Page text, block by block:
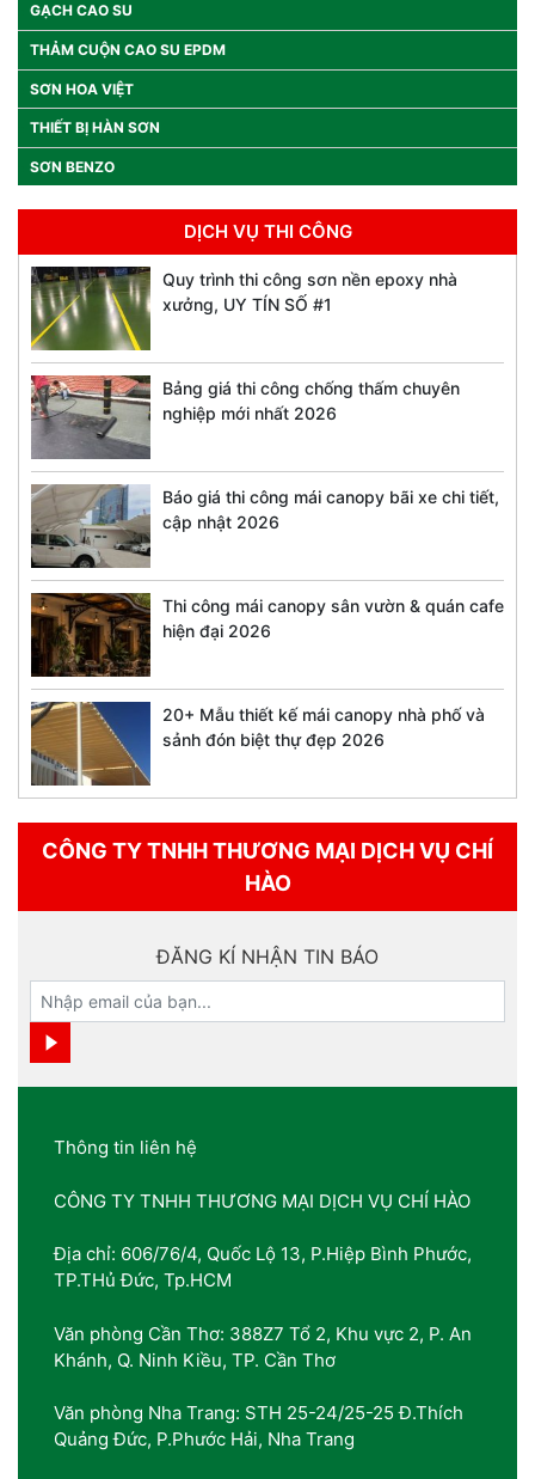
GẠCH CAO SU
THẢM CUỘN CAO SU EPDM
SƠN HOA VIỆT
THIẾT BỊ HÀN SƠN
SƠN BENZO
DỊCH VỤ THI CÔNG
Quy trình thi công sơn nền epoxy nhà
xưởng, UY TÍN SỐ #1
Bảng giá thi công chống thấm chuyên
nghiệp mới nhất 2026
Báo giá thi công mái canopy bãi xe chi tiết,
cập nhật 2026
Thi công mái canopy sân vườn & quán cafe
hiện đại 2026
20+ Mẫu thiết kế mái canopy nhà phố và
sảnh đón biệt thự đẹp 2026
CÔNG TY TNHH THƯƠNG MẠI DỊCH VỤ CHÍ
HÀO
ĐĂNG KÍ NHẬN TIN BÁO
Thông tin liên hệ
CÔNG TY TNHH THƯƠNG MẠI DỊCH VỤ CHÍ HÀO
Địa chỉ: 606/76/4, Quốc Lộ 13, P.Hiệp Bình Phước,
TP.THủ Đức, Tp.HCM
Văn phòng Cần Thơ: 388Z7 Tổ 2, Khu vực 2, P. An
Khánh, Q. Ninh Kiều, TP. Cần Thơ
Văn phòng Nha Trang: STH 25-24/25-25 Đ.Thích
Quảng Đức, P.Phước Hải, Nha Trang